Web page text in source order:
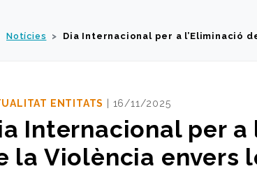
Notícies Dia Internacional per a l’Eliminació
ENTITATS | 16/11/2025
Internacional per a
la Violència envers